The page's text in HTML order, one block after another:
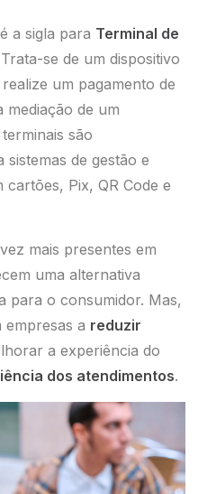
é a sigla para Terminal de
se de um dispositivo
um pagamento de
mediação de um
são
de gestão e
Pix, QR Code e
mais presentes em
uma alternativa
para o consumidor. Mas,
empresas a reduzir
a experiência do
dos atendimentos.